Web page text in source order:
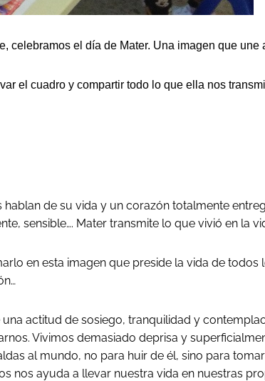
celebramos el día de Mater. Una imagen que
el cuadro y compartir todo lo que ella nos
de su vida y un corazón totalmente
sensible…. Mater transmite lo que vivió en la
en esta imagen que preside la vida de
actitud de sosiego, tranquilidad y
Vivimos demasiado deprisa y
al mundo, no para huir de él, sino para
nos ayuda a llevar nuestra vida en nuestras